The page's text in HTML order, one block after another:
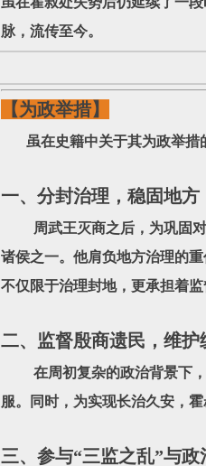
脉，流传至今。
【为政举措】
虽在史籍中关于其为政举措的
一、分封治理，稳固地方
周武王灭商之后，为巩固对
诸侯之一。他肩负地方治理的
不仅限于治理封地，更承担着
二、监督殷商遗民，维护
在周初复杂的政治背景下，
服。同时，为实现长治久安，
三、参与“三监之乱”与政